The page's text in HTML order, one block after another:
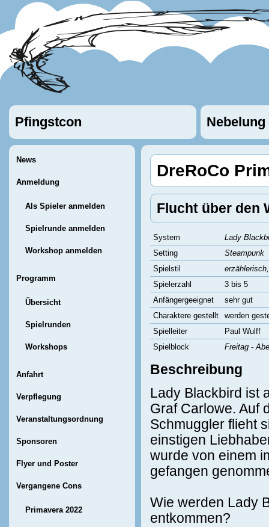
Pfingstcon Nebelung
News
Anmeldung
Als Spieler anmelden
Spielrunde anmelden
Workshop anmelden
Programm
Übersicht
Spielrunden
Workshops
Anfahrt
Verpflegung
Veranstaltungsordnung
Sponsoren
Flyer und Poster
Vergangene Cons
Primavera 2022
DreRoCo
Flucht über den
System
Lady
Setting
Steampunk
Spielstil
Spielerzahl
3 bis 5
Anfängergeeignet
sehr gut
Charaktere gestellt
werden
Spielleiter
Paul Wulff
Spielblock
Freitag -
Beschreibung
Lady Blackbird ist
Graf Carlowe. Auf
Schmuggler flieht
einstigen
wurde von einem
gefangen
Wie werden Lady
entkommen?